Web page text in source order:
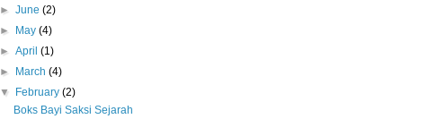
►June(2)
►
May(4)
►April(1)
►
March(4)
▼
February(2)
Boks Bayi Saksi Sejarah